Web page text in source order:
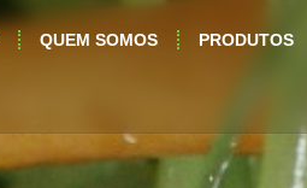
QUEM SOMOS PRODUTOS